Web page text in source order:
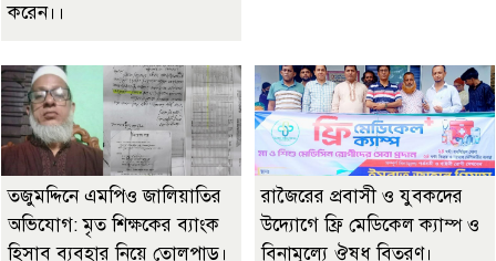
করেন।।
তজুমদ্দিনে এমপিও জালিয়াতির
অভিযোগ: মৃত শিক্ষকের ব্যাংক
হিসাব ব্যবহার নিয়ে তোলপাড়।
রাজৈরের‌ প্রবাসী ও যুবকদের
উদ্যোগে ফ্রি মেডিকেল ক্যাম্প ও
বিনামূল্যে ঔষধ বিতরণ।